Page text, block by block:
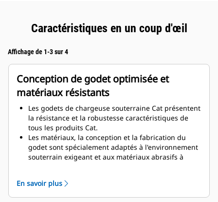
Caractéristiques en un coup d'œil
Affichage de 1-3 sur 4
Conception de godet optimisée et
matériaux résistants
Les godets de chargeuse souterraine Cat présentent
la résistance et la robustesse caractéristiques de
tous les produits Cat.
Les matériaux, la conception et la fabrication du
godet sont spécialement adaptés à l'environnement
souterrain exigeant et aux matériaux abrasifs à
épaisseurs confère à l'ensemble godet une
résistance et une rigidité supérieures, ce qui facilite
En savoir plus